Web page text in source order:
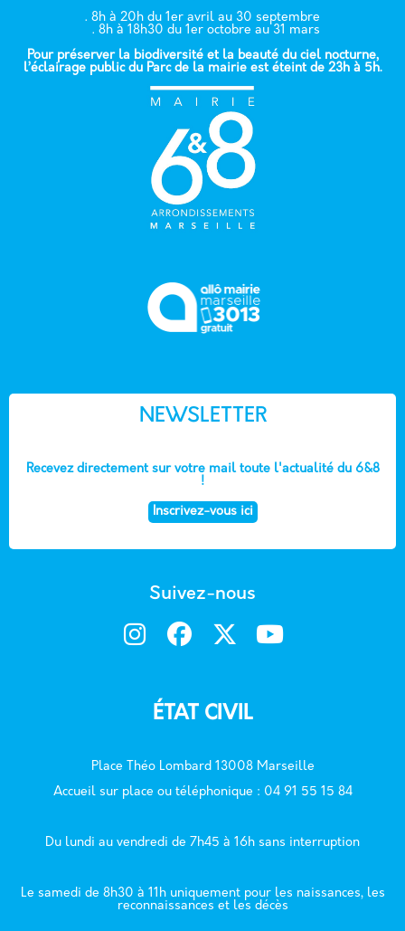
. 8h à 20h du 1er avril au 30 septembre
. 8h à 18h30 du 1er octobre au 31 mars
Pour préserver la biodiversité et la beauté du ciel nocturne,
l’éclairage public du Parc de la mairie est éteint de 23h à 5h.
NEWSLETTER
Recevez directement sur votre mail toute l'actualité du 6&8
!
Inscrivez-vous ici
Suivez-nous
ÉTAT CIVIL
Place Théo Lombard 13008 Marseille
Accueil sur place ou téléphonique : 04 91 55 15 84
Du lundi au vendredi de 7h45 à 16h sans interruption
Le samedi de 8h30 à 11h uniquement pour les naissances, les
reconnaissances et les décès